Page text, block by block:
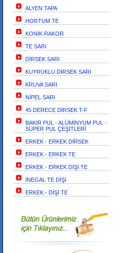
ALYEN TAPA
HORTUM TE
KONİK RAKOR
TE SARI
DİRSEK SARI
KUYRUKLU DİRSEK SARI
KRUVA SARI
NİPEL SARI
45 DERECE DİRSEK T-F
BAKIR PUL - ALÜMİNYUM PUL -
SÜPER PUL ÇEŞİTLERİ
ERKEK - ERKEK DİRSEK
ERKEK - ERKEK TE
ERKEK - ERKEK DİŞİ TE
İNEGAL TE DİŞİ
ERKEK - DİŞİ TE